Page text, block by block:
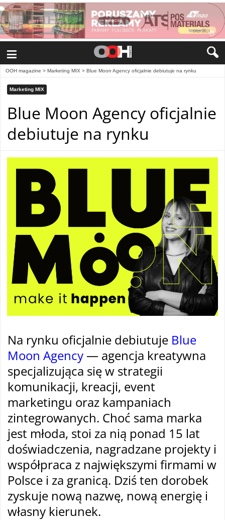
≡
OOH magazine > Marketing MIX > Blue Moon Agency oficjalnie debiutuje na rynku
Marketing MIX
Blue Moon Agency oficjalnie
debiutuje na rynku
Na rynku oficjalnie debiutuje Blue
Moon Agency — agencja kreatywna
specjalizująca się w strategii
komunikacji, kreacji, event
marketingu oraz kampaniach
zintegrowanych. Choć sama marka
jest młoda, stoi za nią ponad 15 lat
doświadczenia, nagradzane projekty i
współpraca z największymi firmami w
Polsce i za granicą. Dziś ten dorobek
zyskuje nową nazwę, nową energię i
własny kierunek.